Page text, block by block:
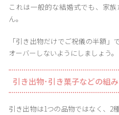
これは一般的な結婚式でも、家
ん。
「引き出物だけでご祝儀の半額
オーバーしないようにしましょう。
引き出物･引き菓子などの組
引き出物は1つの品物ではなく、2